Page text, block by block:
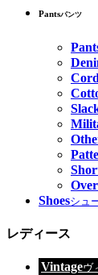
Pantsパンツ
Shoesシュ
レディース
Vintageヴ